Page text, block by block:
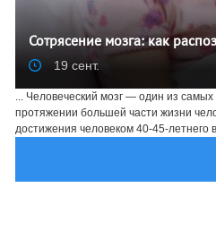
Сотрясение мозга: как
19 сент.
... Человеческий мозг — один из
протяжении большей части жизни
достижения человеком 40-45-летнего